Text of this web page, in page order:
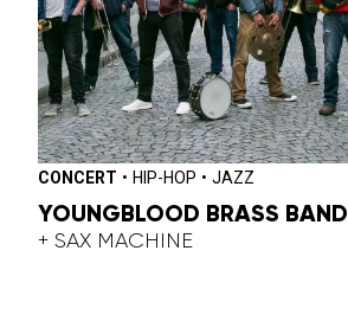
CONCERT • HIP-HOP • JAZZ
YOUNGBLOOD BRASS BAND
+ SAX MACHINE